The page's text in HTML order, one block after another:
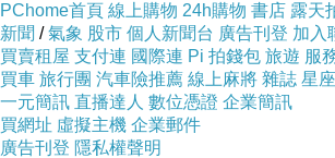
PChome首頁 線上購物 24h購物 書店 露天
新聞 /氣象 股市 個人新聞台 廣告刊登 加入
買賣租屋 支付連 國際連 Pi 拍錢包 旅遊 服
買車 旅行團 汽車險推薦 線上麻將 雜誌 星
一元簡訊 直播達人 數位憑證 企業簡訊
買網址 虛擬主機 企業郵件
廣告刊登 隱私權聲明